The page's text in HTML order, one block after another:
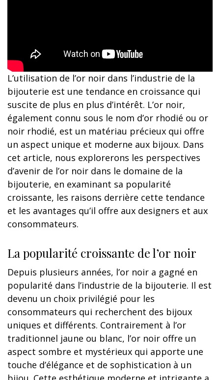
L’utilisation de l’or noir dans l’industrie de la
bijouterie est une tendance en croissance qui
suscite de plus en plus d’intérêt. L’or noir,
également connu sous le nom d’or rhodié ou or
noir rhodié, est un matériau précieux qui offre
un aspect unique et moderne aux bijoux. Dans
cet article, nous explorerons les perspectives
d’avenir de l’or noir dans le domaine de la
bijouterie, en examinant sa popularité
croissante, les raisons derrière cette tendance
et les avantages qu’il offre aux designers et aux
consommateurs.
La popularité croissante de l’or noir
Depuis plusieurs années, l’or noir a gagné en
popularité dans l’industrie de la bijouterie. Il est
devenu un choix privilégié pour les
consommateurs qui recherchent des bijoux
uniques et différents. Contrairement à l’or
traditionnel jaune ou blanc, l’or noir offre un
aspect sombre et mystérieux qui apporte une
touche d’élégance et de sophistication à un